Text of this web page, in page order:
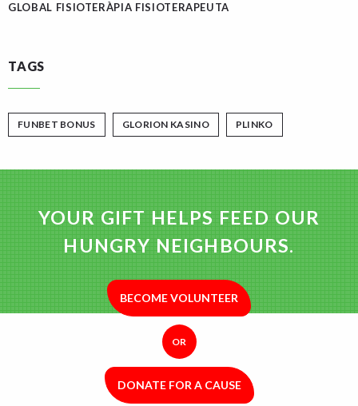
GLOBAL FISIOTERÀPIA FISIOTERAPEUTA
TAGS
FUNBET BONUS GLORION KASINO PLINKO
YOUR GIFT HELPS FEED OUR
HUNGRY NEIGHBOURS.
BECOME VOLUNTEER
OR
DONATE FOR A CAUSE